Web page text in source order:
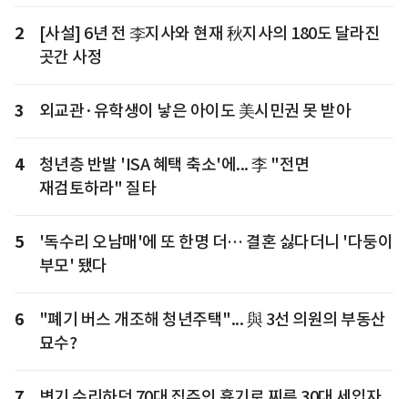
2
[사설] 6년 전 李지사와 현재 秋지사의 180도 달라진
곳간 사정
3 외교관·유학생이 낳은 아이도 美시민권 못 받아
4
청년층 반발 'ISA 혜택 축소'에... 李 "전면
재검토하라" 질타
5
'독수리 오남매'에 또 한명 더… 결혼 싫다더니 '다둥이
부모' 됐다
6
"폐기 버스 개조해 청년주택"... 與 3선 의원의 부동산
묘수?